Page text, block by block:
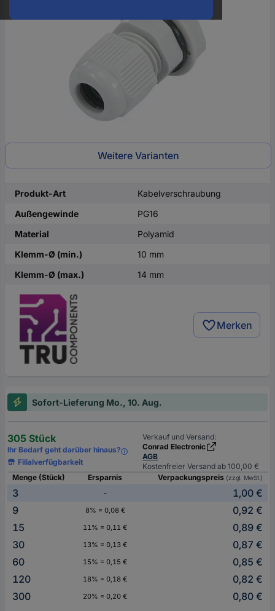
Weitere Varianten
Produkt-Art
Kabelverschraubung
Außengewinde
PG16
Material
Polyamid
Klemm-Ø (min.)
10 mm
Klemm-Ø (max.)
14 mm
Merken
Sofort-Lieferung Mo., 10. Aug.
305 Stück
Ihr Bedarf geht darüber hinaus?
Filialverfügbarkeit
Verkauf und Versand:
Conrad Electronic
AGB
Kostenfreier Versand ab 100,00 €
Menge (Stück)
Ersparnis Verpackungspreis (zzgl. MwSt.)
3 -
1,00 €
9
8% = 0,08 €
0,92 €
15
11% = 0,11 €
0,89 €
30
13% = 0,13 €
0,87 €
60
15% = 0,15 €
0,85 €
120
18% = 0,18 €
0,82 €
300
20% = 0,20 € 0,80 €